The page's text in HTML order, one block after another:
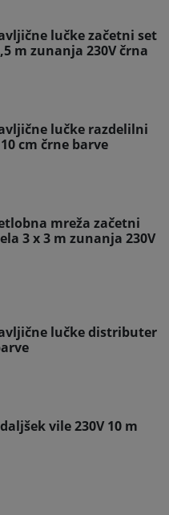
lučke začetni set
m zunanja 230V črna
lučke razdelilni
cm črne barve
mreža začetni
3 x 3 m zunanja 230V
lučke distributer
vile 230V 10 m